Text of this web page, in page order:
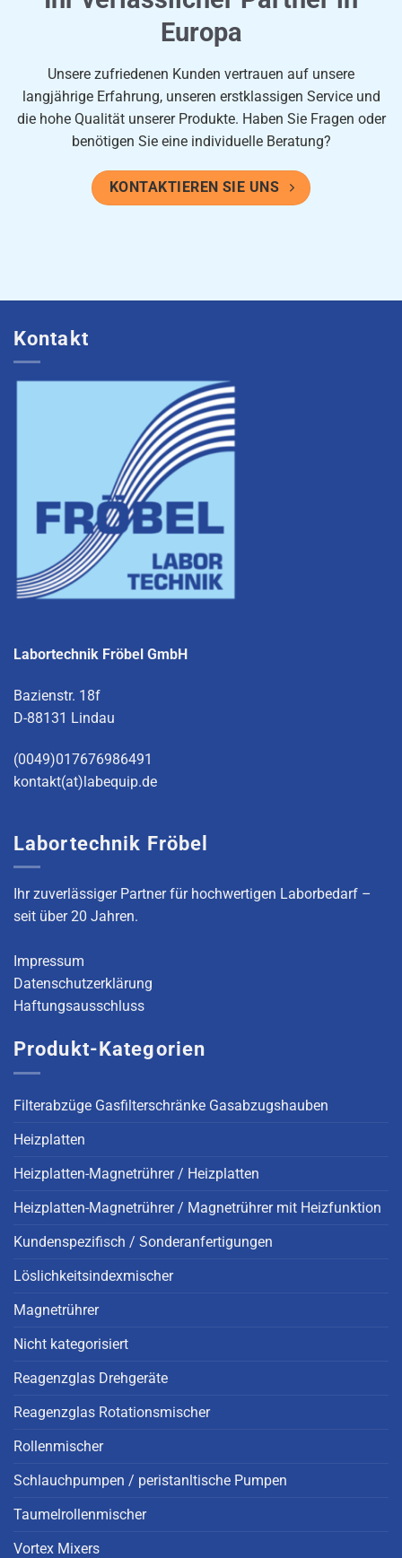
Europa
Unsere zufriedenen Kunden vertrauen auf unsere
langjährige Erfahrung, unseren erstklassigen Service und
die hohe Qualität unserer Produkte. Haben Sie Fragen oder
benötigen Sie eine individuelle Beratung?
KONTAKTIEREN SIE UNS
Kontakt
Labortechnik Fröbel GmbH
Bazienstr. 18f
D-88131 Lindau
(0049)017676986491
kontakt(at)labequip.de
Labortechnik Fröbel
Ihr zuverlässiger Partner für hochwertigen Laborbedarf –
seit über 20 Jahren.
Impressum
Datenschutzerklärung
Haftungsausschluss
Produkt-Kategorien
Filterabzüge Gasfilterschränke Gasabzugshauben
Heizplatten
Heizplatten-Magnetrührer / Heizplatten
Heizplatten-Magnetrührer / Magnetrührer mit Heizfunktion
Kundenspezifisch / Sonderanfertigungen
Löslichkeitsindexmischer
Magnetrührer
Nicht kategorisiert
Reagenzglas Drehgeräte
Reagenzglas Rotationsmischer
Rollenmischer
Schlauchpumpen / peristanltische Pumpen
Taumelrollenmischer
Vortex Mixers